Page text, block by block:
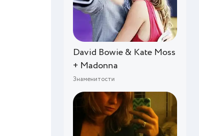
David Bowie & Kate Moss
+ Madonna
Знаменитости